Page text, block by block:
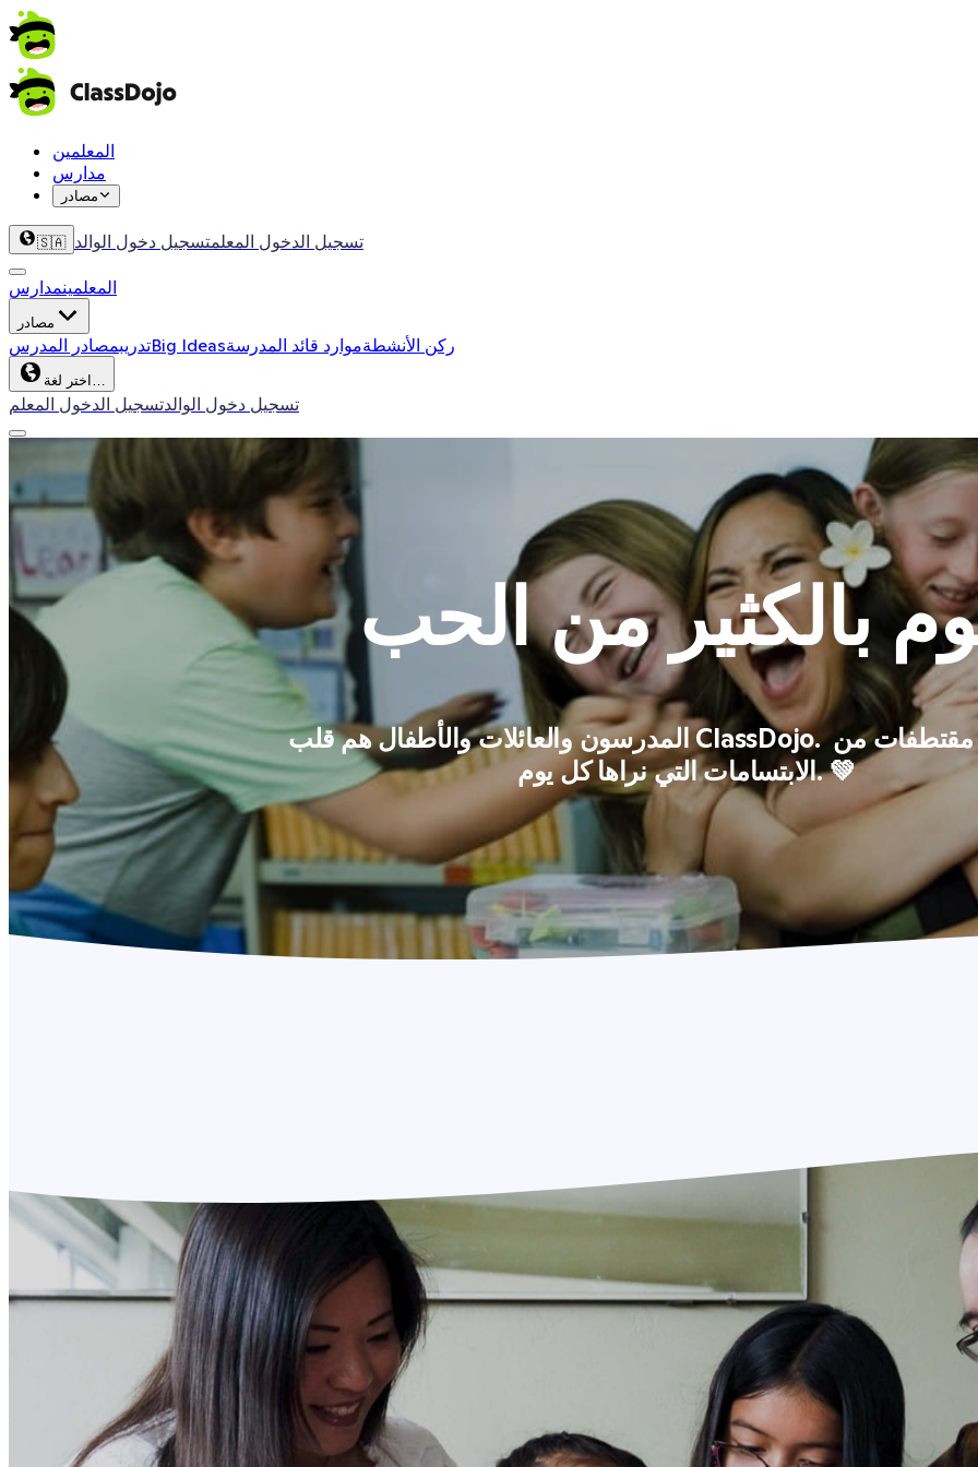
المعلمين
مدارس
مصادر
🇸🇦 تسجيل الدخول المعلمتسجيل دخول الوالد
المعلمينمدارس
مصادر
تدريبمصادر المدرس Big Ideas ركن الأنشطةموارد قائد المدرسة
اختر لغة…
تسجيل الدخول المعلمتسجيل دخول الوالد
بالكثير من الحب
المدرسون والعائلات والأطفال هم قلب ClassDojo. هذه مجرد مقتطفات من
الابتسامات التي نراها كل يوم. 💚